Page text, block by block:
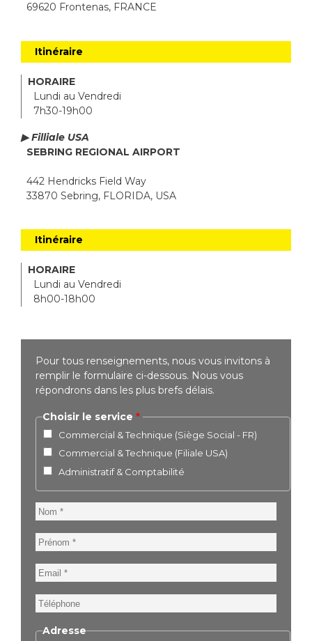
69620 Frontenas, FRANCE
Itinéraire
HORAIRE
Lundi au Vendredi
7h30-19h00
▶ Filliale USA
SEBRING REGIONAL AIRPORT
442 Hendricks Field Way
33870 Sebring, FLORIDA, USA
Itinéraire
HORAIRE
Lundi au Vendredi
8h00-18h00
Pour tous renseignements, nous vous invitons à
remplir le formulaire ci-dessous. Nous vous
répondrons dans les plus brefs délais.
Choisir le service
Commercial & Technique (Siège Social - FR)
Commercial & Technique (Filiale USA)
Administratif & Comptabilité
Nom
Prénom
Email
Téléphone
Adresse